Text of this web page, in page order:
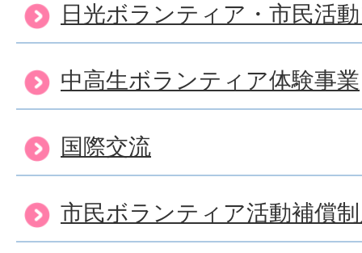
日光ボランティア・市民活
中高生ボランティア体験事業
国際交流
市民ボランティア活動補償